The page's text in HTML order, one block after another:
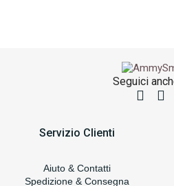
Seguici
Servizio Clienti
Aiuto & Contatti
Spedizione & Consegna